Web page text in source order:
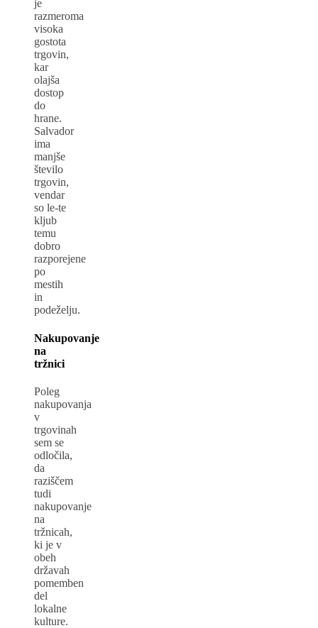
je
razmeroma
visoka
gostota
trgovin,
kar
olajša
dostop
do
hrane.
Salvador
ima
manjše
število
trgovin,
vendar
so le-te
kljub
temu
dobro
razporejene
po
mestih
in
podeželju.
Nakupovanje
na
tržnici
Poleg
nakupovanja
v
trgovinah
sem se
odločila,
da
raziščem
tudi
nakupovanje
na
tržnicah,
ki je v
obeh
državah
pomemben
del
lokalne
kulture.